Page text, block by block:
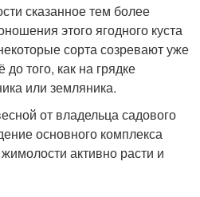
сказанное тем более
этого ягодного куста
сорта созревают уже
того, как на грядке
или земляника.
от владельца садового
основного комплекса
активно расти и